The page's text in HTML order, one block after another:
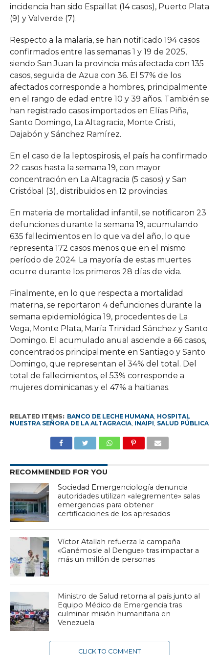
incidencia han sido Espaillat (14 casos), Puerto Plata
(9) y Valverde (7).
Respecto a la malaria, se han notificado 194 casos
confirmados entre las semanas 1 y 19 de 2025,
siendo San Juan la provincia más afectada con 135
casos, seguida de Azua con 36. El 57% de los
afectados corresponde a hombres, principalmente
en el rango de edad entre 10 y 39 años. También se
han registrado casos importados en Elías Piña,
Santo Domingo, La Altagracia, Monte Cristi,
Dajabón y Sánchez Ramírez.
En el caso de la leptospirosis, el país ha confirmado
22 casos hasta la semana 19, con mayor
concentración en La Altagracia (5 casos) y San
Cristóbal (3), distribuidos en 12 provincias.
En materia de mortalidad infantil, se notificaron 23
defunciones durante la semana 19, acumulando
635 fallecimientos en lo que va del año, lo que
representa 172 casos menos que en el mismo
período de 2024. La mayoría de estas muertes
ocurre durante los primeros 28 días de vida.
Finalmente, en lo que respecta a mortalidad
materna, se reportaron 4 defunciones durante la
semana epidemiológica 19, procedentes de La
Vega, Monte Plata, María Trinidad Sánchez y Santo
Domingo. El acumulado anual asciende a 66 casos,
concentrados principalmente en Santiago y Santo
Domingo, que representan el 34% del total. Del
total de fallecimientos, el 53% corresponde a
mujeres dominicanas y el 47% a haitianas.
RELATED ITEMS: BANCO DE LECHE HUMANA, HOSPITAL
NUESTRA SEÑORA DE LA ALTAGRACIA, INAIPI SALUD PÚBLICA
RECOMMENDED FOR YOU
Sociedad Emergenciología denuncia
autoridades utilizan «alegremente» salas
emergencias para obtener
certificaciones de los apresados
Víctor Atallah refuerza la campaña
«Ganémosle al Dengue» tras impactar a
más un millón de personas
Ministro de Salud retorna al país junto al
Equipo Médico de Emergencia tras
culminar misión humanitaria en
Venezuela
CLICK TO COMMENT